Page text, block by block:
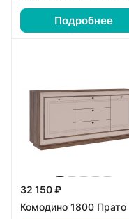
Подробнее
32 150 ₽
Комодино 1800 Прато